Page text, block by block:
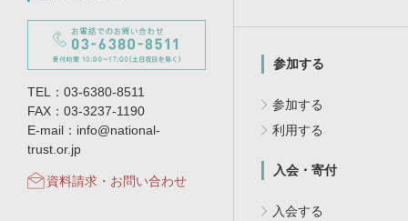
TEL：03-6380-8511
FAX：03-3237-1190
E-mail：info@national-
trust.or.jp
資料請求・お問い合わせ
参加する
参加する
利用する
入会・寄付
入会する